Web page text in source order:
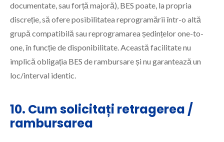
documentate, sau forță majoră), BES poate, la propria
discreție, să ofere posibilitatea reprogramării într-o altă
grupă compatibilă sau reprogramarea ședințelor one-to-
one, în funcție de disponibilitate. Această facilitate nu
implică obligația BES de rambursare și nu garantează un
loc/interval identic.
10. Cum solicitați retragerea /
rambursarea